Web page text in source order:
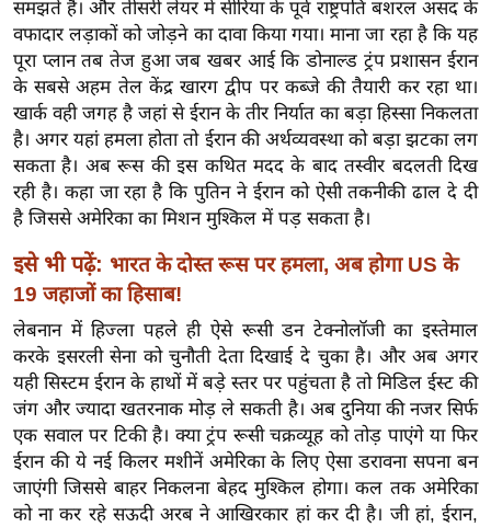
ज
ब्री
फ
म
नो
रं
ज
न
ज
ग
त
बॉ
ली
वु
ड
हॉ
ली
वु
समझते हैं। और तीसरी लेयर में सीरिया के पूर्व राष्ट्रपति बशरल असद के
वफादार लड़ाकों को जोड़ने का दावा किया गया। माना जा रहा है कि यह
पूरा प्लान तब तेज हुआ जब खबर आई कि डोनाल्ड ट्रंप प्रशासन ईरान
के सबसे अहम तेल केंद्र खारग द्वीप पर कब्जे की तैयारी कर रहा था।
खार्क वही जगह है जहां से ईरान के तीर निर्यात का बड़ा हिस्सा निकलता
है। अगर यहां हमला होता तो ईरान की अर्थव्यवस्था को बड़ा झटका लग
सकता है। अब रूस की इस कथित मदद के बाद तस्वीर बदलती दिख
रही है। कहा जा रहा है कि पुतिन ने ईरान को ऐसी तकनीकी ढाल दे दी
है जिससे अमेरिका का मिशन मुश्किल में पड़ सकता है।
इसे भी पढ़ें: भारत के दोस्त रूस पर हमला, अब होगा US के
19 जहाजों का हिसाब!
लेबनान में हिज्ला पहले ही ऐसे रूसी डन टेक्नोलॉजी का इस्तेमाल
करके इसरली सेना को चुनौती देता दिखाई दे चुका है। और अब अगर
यही सिस्टम ईरान के हाथों में बड़े स्तर पर पहुंचता है तो मिडिल ईस्ट की
जंग और ज्यादा खतरनाक मोड़ ले सकती है। अब दुनिया की नजर सिर्फ
एक सवाल पर टिकी है। क्या ट्रंप रूसी चक्रव्यूह को तोड़ पाएंगे या फिर
ईरान की ये नई किलर मशीनें अमेरिका के लिए ऐसा डरावना सपना बन
जाएंगी जिससे बाहर निकलना बेहद मुश्किल होगा। कल तक अमेरिका
को ना कर रहे सऊदी अरब ने आखिरकार हां कर दी है। जी हां, ईरान,